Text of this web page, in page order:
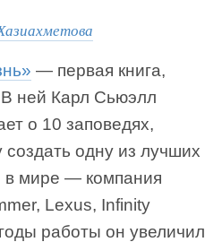
— первая книга,
ней Карл Сьюэлл
о 10 заповедях,
одну из лучших
в мире — компания
Lexus, Infinity
работы он увеличил